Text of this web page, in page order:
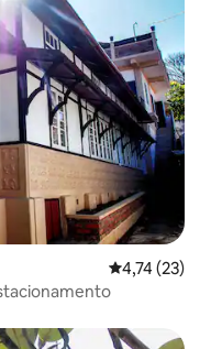
4,74 de uma
4,74 (23)